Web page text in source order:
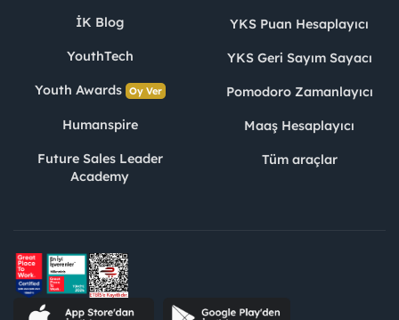
İK Blog
YouthTech
Youth Awards Oy Ver
Humanspire
Future Sales Leader
Academy
YKS Puan Hesaplayıcı
YKS Geri Sayım Sayacı
Pomodoro Zamanlayıcı
Maaş Hesaplayıcı
Tüm araçlar